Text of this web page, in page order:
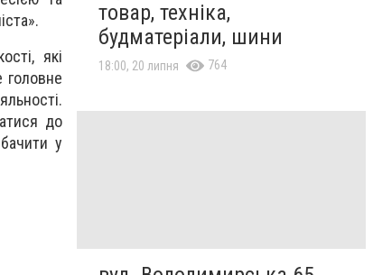
які
головне
до
у
товар, техніка,
будматеріали, шини
18:00, 20 липня 764